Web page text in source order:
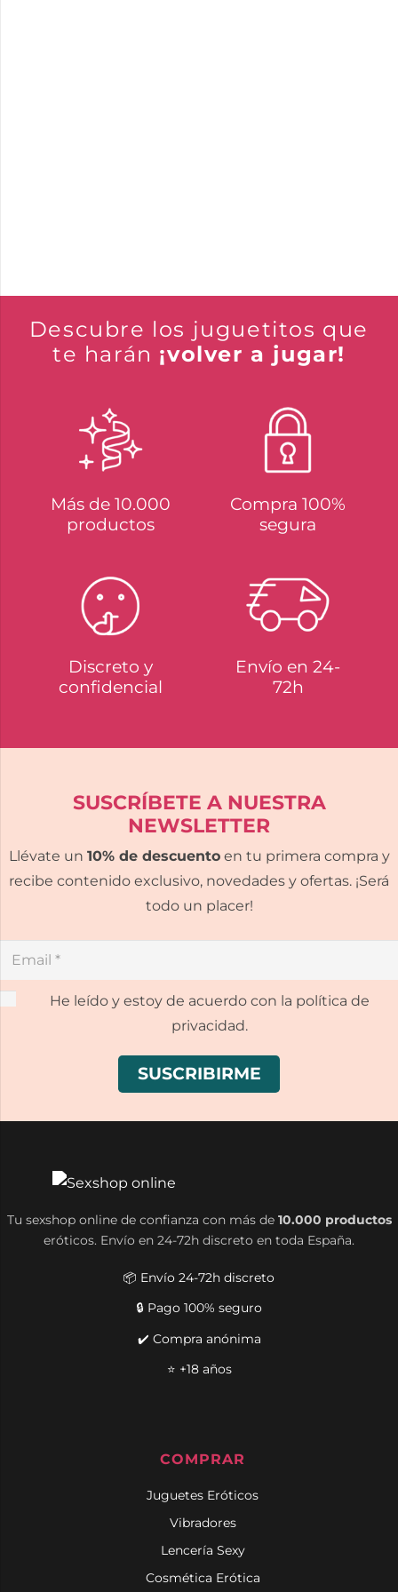
Descubre los juguetitos que
te harán ¡volver a jugar!
Más de 10.000
productos
Compra 100%
segura
Discreto y
confidencial
Envío en 24-
72h
SUSCRÍBETE A NUESTRA
NEWSLETTER
Llévate un 10% de descuentoen tu primera compra y
recibe contenido exclusivo, novedades y ofertas. ¡Será
todo un placer!
He leído y estoy de acuerdo con la política de
privacidad.
Tu sexshop online de confianza con más de 10.000 productos
eróticos. Envío en 24-72h discreto en toda España.
📦 Envío 24-72h discreto
🔒 Pago 100% seguro
✔️ Compra anónima
⭐ +18 años
COMPRAR
Juguetes Eróticos
Vibradores
Lencería Sexy
Cosmética Erótica